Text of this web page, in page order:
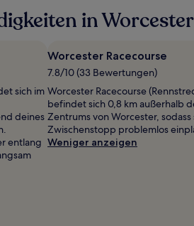
in Worcester
sich im
deines
entlang
Worcester Racecourse
7.8/10 (33 Bewertungen)
Worcester Racecourse
befindet sich 0,8 km außerhalb
Zentrums von Worcester, sodass
Zwischenstopp problemlos
Weniger anzeigen